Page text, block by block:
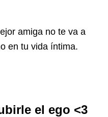
amiga no te va a
en tu vida íntima.
el ego <3